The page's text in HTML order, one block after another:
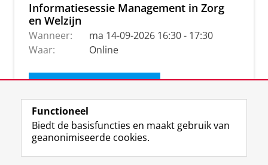
Informatiesessie Management in Zorg
en Welzijn
Wanneer:
ma 14-09-2026 16:30 - 17:30
Waar:
Online
Ontvang de nieuwsbrief
Functioneel
Biedt de basisfuncties en maakt gebruik van
geanonimiseerde cookies.